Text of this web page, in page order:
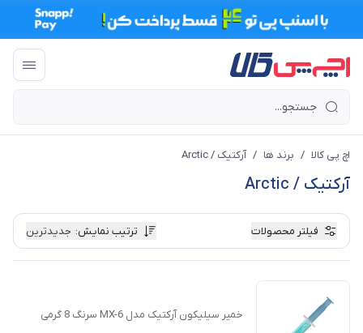
اچ پی کالا / برند ها / آرکتیک / Arctic
آرکتیک / Arctic
فیلتر محصولات ترتیب نمایش: جدیدترین
خمیر سیلیکون آرکتیک مدل MX-6 سرنگ 8 گرمی